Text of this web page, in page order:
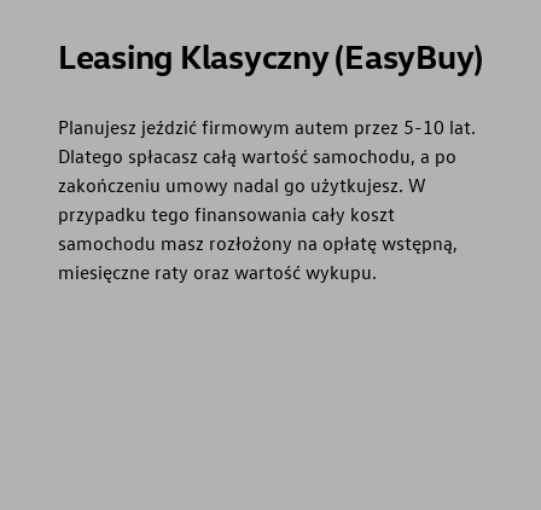
Leasing Klasyczny (EasyBuy)
Planujesz jeździć firmowym autem przez 5-10 lat.
Dlatego spłacasz całą wartość samochodu, a po
zakończeniu umowy nadal go użytkujesz. W
przypadku tego finansowania cały koszt
samochodu masz rozłożony na opłatę wstępną,
miesięczne raty oraz wartość wykupu.